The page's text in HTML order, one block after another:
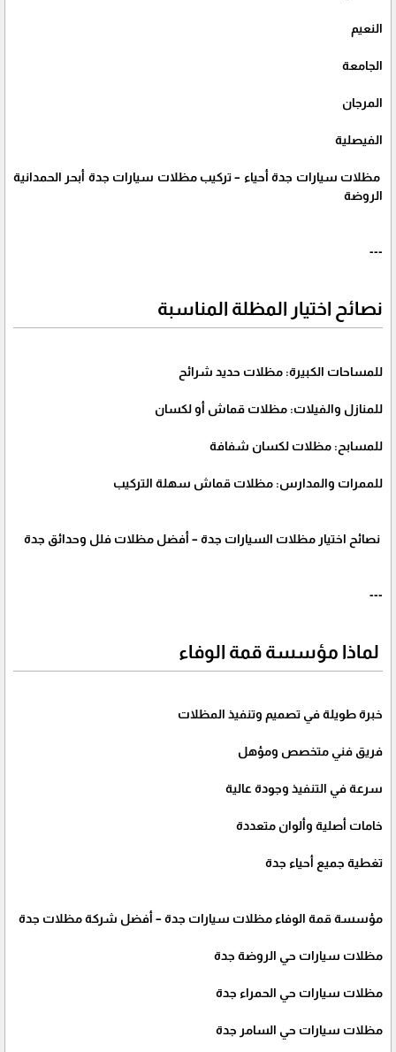
النعيم
الجامعة
المرجان
الفيصلية
مظلات سيارات جدة أحياء – تركيب مظلات سيارات جدة أبحر الحمدانية
الروضة
---
نصائح اختيار المظلة المناسبة
للمساحات الكبيرة: مظلات حديد شرائح
للمنازل والفيلات: مظلات قماش أو لكسان
للمسابح: مظلات لكسان شفافة
للممرات والمدارس: مظلات قماش سهلة التركيب
نصائح اختيار مظلات السيارات جدة – أفضل مظلات فلل وحدائق جدة
---
لماذا مؤسسة قمة الوفاء
خبرة طويلة في تصميم وتنفيذ المظلات
فريق فني متخصص ومؤهل
سرعة في التنفيذ وجودة عالية
خامات أصلية وألوان متعددة
تغطية جميع أحياء جدة
مؤسسة قمة الوفاء مظلات سيارات جدة – أفضل شركة مظلات جدة
مظلات سيارات حي الروضة جدة
مظلات سيارات حي الحمراء جدة
مظلات سيارات حي السامر جدة